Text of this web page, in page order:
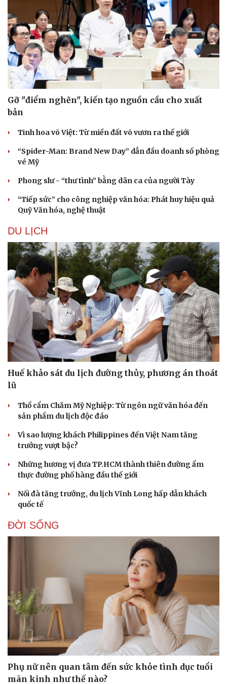
Du lịch
Tư vấn
Săn Tour
check-in
Podcast
Đọc truyện đêm khuya
Cửa sổ tình yêu
Hạt giống tâm hồn
Gỡ "điểm nghẽn", kiến tạo nguồn cầu cho xuất
bản
Tinh hoa võ Việt: Từ miền đất võ vươn ra thế giới
“Spider-Man: Brand New Day” dẫn đầu doanh số phòng
vé Mỹ
Phong slư - “thư tình” bằng dân ca của người Tày
“Tiếp sức” cho công nghiệp văn hóa: Phát huy hiệu quả
Quỹ Văn hóa, nghệ thuật
DU LỊCH
Huế khảo sát du lịch đường thủy, phương án thoát
lũ
Thổ cẩm Chăm Mỹ Nghiệp: Từ ngôn ngữ văn hóa đến
sản phẩm du lịch độc đáo
Vì sao lượng khách Philippines đến Việt Nam tăng
trưởng vượt bậc?
Những hương vị đưa TP.HCM thành thiên đường ẩm
thực đường phố hàng đầu thế giới
Nối đà tăng trưởng, du lịch Vĩnh Long hấp dẫn khách
quốc tế
ĐỜI SỐNG
Phụ nữ nên quan tâm đến sức khỏe tình dục tuổi
mãn kinh như thế nào?